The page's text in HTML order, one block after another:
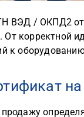
ВЭД / ОКПД2
От корректной
к